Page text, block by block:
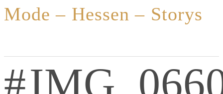
Mode – Hessen – Storys